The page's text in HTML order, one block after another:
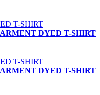
DYED T-SHIRT
DYED T-SHIRT